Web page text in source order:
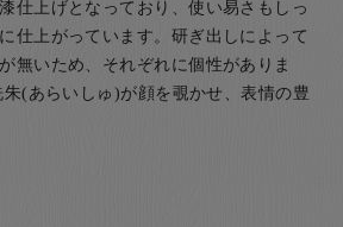
仕上げとなっており、使い易さもしっ
仕上がっています。研ぎ出しによって
無いため、それぞれに個性がありま
(あらいしゅ)が顔を覗かせ、表情の豊